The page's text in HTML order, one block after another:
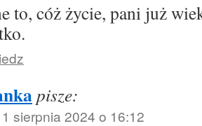
to, cóż życie, pani już
pisze:
sierpnia 2024 o 16:12